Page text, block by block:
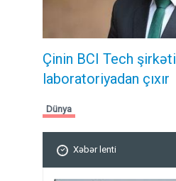
Çinin BCI Tech şirkəti
laboratoriyadan çıxır
Dünya
Xəbər lenti